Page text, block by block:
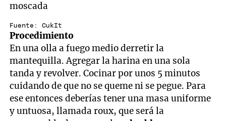
moscada
Fuente: CukIt
Procedimiento
En una olla a fuego medio derretir la
mantequilla. Agregar la harina en una sola
tanda y revolver. Cocinar por unos 5 minutos
cuidando de que no se queme ni se pegue. Para
ese entonces deberías tener una masa uniforme
y untuosa, llamada roux, que será la